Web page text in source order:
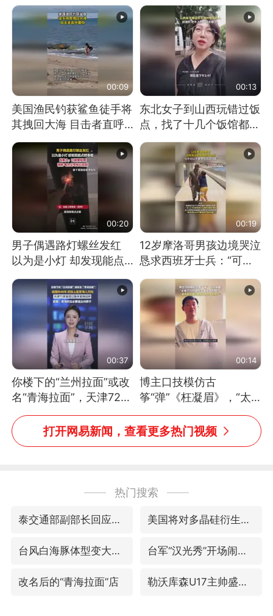
00:09
美国渔民钓获鲨鱼徒手将
其拽回大海 目击者直呼
震惊 （视频来源：参考
消息）
00:13
东北女子到山西玩错过饭
点，找了十几个饭馆都没
开门：午休到几点
00:20
男子偶遇路灯螺丝发红
以为是小灯 却发现能点
燃香烟 当事人：已报警
处理
00:19
12岁摩洛哥男孩边境哭泣
恳求西班牙士兵：“可不
可以不要把我遣返回国”
00:37
你楼下的“兰州拉面”或改
名“青海拉面”，天津72家
面馆已集体更换招牌
00:14
博主口技模仿古
筝“弹”《枉凝眉》，“太
像了～你是吃古筝长大的
吗？”“或将成为首位考级
不带古筝的选手。”（来
打开网易新闻，查看更多热门视频
热门搜索
泰交通部副部长回应中国人遭歧视手势 美国将对多晶硅衍生品加征15%关税
台风白海豚体型变大近似13个浙江面积 台军“汉光秀”开场闹剧多
改名后的“青海拉面”店 勒沃库森U17主帅盛赞赵松源